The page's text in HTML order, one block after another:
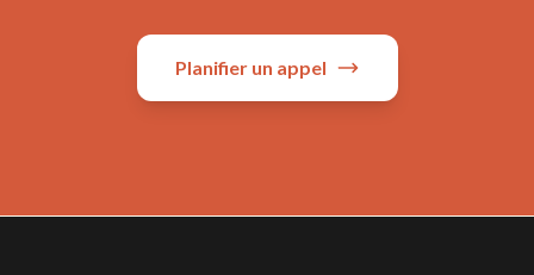
Planifier un appel